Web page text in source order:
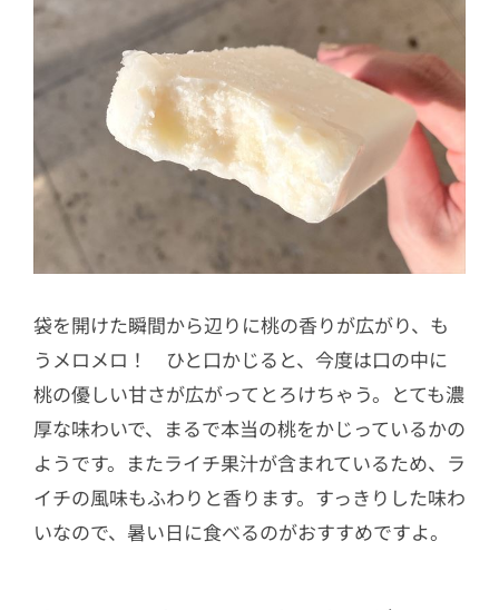
袋を開けた瞬間から辺りに桃の香りが広がり、も
うメロメロ！ ひと口かじると、今度は口の中に
桃の優しい甘さが広がってとろけちゃう。とても濃
厚な味わいで、まるで本当の桃をかじっているかの
ようです。またライチ果汁が含まれているため、ラ
イチの風味もふわりと香ります。すっきりした味わ
いなので、暑い日に食べるのがおすすめですよ。